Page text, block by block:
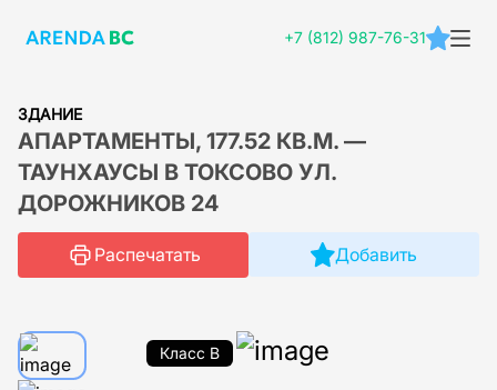
+7 (812) 987-76-31
ЗДАНИЕ
АПАРТАМЕНТЫ, 177.52 КВ.М. —
ТАУНХАУСЫ В ТОКСОВО УЛ.
ДОРОЖНИКОВ 24
Распечатать Добавить
Класс B